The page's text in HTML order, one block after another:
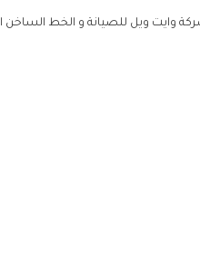
وايت ويل للصيانة و الخط الساخن